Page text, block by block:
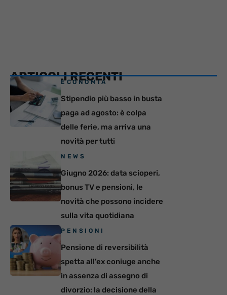
ARTICOLI RECENTI
ECONOMIA
Stipendio più basso in busta
paga ad agosto: è colpa
delle ferie, ma arriva una
novità per tutti
NEWS
Giugno 2026: data scioperi,
bonus TV e pensioni, le
novità che possono incidere
sulla vita quotidiana
PENSIONI
Pensione di reversibilità
spetta all’ex coniuge anche
in assenza di assegno di
divorzio: la decisione della